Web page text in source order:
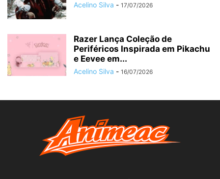
Acelino Silva - 17/07/2026
Razer Lança Coleção de
Periféricos Inspirada em Pikachu
e Eevee em...
Acelino Silva - 16/07/2026